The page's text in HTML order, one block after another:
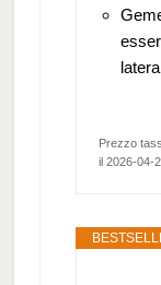
Prezzo
il 2026-04-